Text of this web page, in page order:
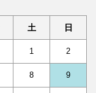
土 日
1 2
8 9